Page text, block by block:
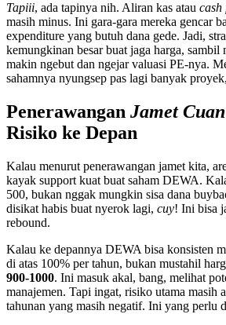
Tapiii, ada tapinya nih. Aliran kas atau cash
masih minus. Ini gara-gara mereka gencar
expenditure yang butuh dana gede. Jadi,
kemungkinan besar buat jaga harga, sambil
makin ngebut dan ngejar valuasi PE-nya.
sahamnya nyungsep pas lagi banyak
Penerawangan Jamet Cuan
Risiko ke Depan
Kalau menurut penerawangan jamet kita,
kayak support kuat buat saham DEWA.
500, bukan nggak mungkin sisa dana
disikat habis buat nyerok lagi, cuy! Ini bisa
rebound.
Kalau ke depannya DEWA bisa konsisten
di atas 100% per tahun, bukan mustahil
900-1000. Ini masuk akal, bang, melihat
manajemen. Tapi ingat, risiko utama masih
tahunan yang masih negatif. Ini yang perlu